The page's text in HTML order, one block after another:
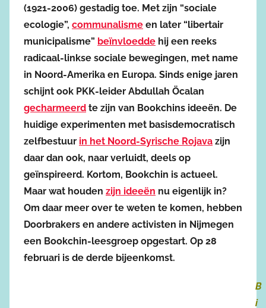
(1921-2006) gestadig toe. Met zijn “sociale
ecologie”, communalisme en later “libertair
municipalisme” beïnvloedde hij een reeks
radicaal-linkse sociale bewegingen, met name
in Noord-Amerika en Europa. Sinds enige jaren
schijnt ook PKK-leider Abdullah Öcalan
gecharmeerd te zijn van Bookchins ideeën. De
huidige experimenten met basisdemocratisch
zelfbestuur in het Noord-Syrische Rojava zijn
daar dan ook, naar verluidt, deels op
geïnspireerd. Kortom, Bookchin is actueel.
Maar wat houden zijn ideeën nu eigenlijk in?
Om daar meer over te weten te komen, hebben
Doorbrakers en andere activisten in Nijmegen
een Bookchin-leesgroep opgestart. Op 28
februari is de derde bijeenkomst.
B
i